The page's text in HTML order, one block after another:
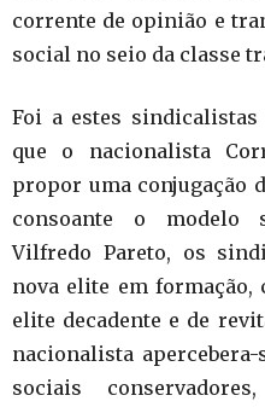
corrente de opinião e
social no seio da classe
Foi a estes
que o nacionalista
propor uma conjugação
consoante o modelo
Vilfredo Pareto, os
nova elite em formação,
elite decadente e de
nacionalista
sociais